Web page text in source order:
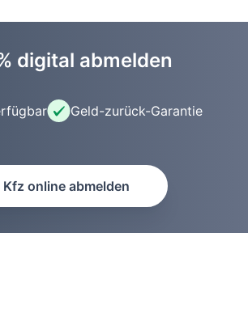
digital abmelden
Geld-zurück-Garantie
Kfz online abmelden